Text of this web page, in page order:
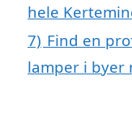
hele
7) Find en
lamper i